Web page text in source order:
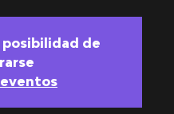
posibilidad de